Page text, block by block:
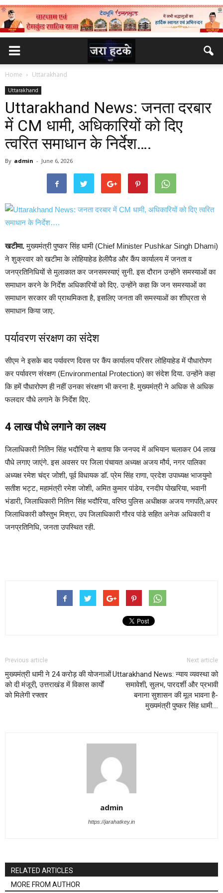
Home Uttarakhand
Uttarakhand
Uttarakhand News: जनता दरबार
में CM धामी, अधिकारियों को दिए
त्वरित समाधान के निर्देश….
By admin - June 6, 2026
खटीमा.मुख्यमंत्री पुष्कर सिंह धामी (Chief Minister Pushkar Singh Dhami)
ने शुक्रवार को खटीमा के लोहियाहेड हेलीपैड और कैंप कार्यालय में जनता व
जनप्रतिनिधियों से मुलाकात कर जनसमस्याएं सुनी. इस दौरान उन्होंने समस्याओं का
समाधान करने के निर्देश अधिकारियों को दिए. उन्होंने कहा कि जन समस्याओं का
समाधान सरकार की प्राथमिकता है, इसलिए जनता की समस्याओं का शीघ्रता से
समाधान किया जाए.
पर्यावरण संरक्षण का संदेश
सीएम ने इसके बाद पर्यावरण दिवस पर कैंप कार्यालय परिसर लोहियाहेड में पौधारोपण
कर पर्यावरण संरक्षण (Environmental Protection) का संदेश दिया. उन्होंने कहा
कि हमें पौधारोपण ही नहीं उनका संरक्षण भी करना है. मुख्यमंत्री ने अधिक से अधिक
फलदार पौधे लगाने के निर्देश दिए.
4 लाख पौधे लगाने का लक्ष्य
जिलाधिकारी नितिन सिंह भदौरिया ने बताया कि जनपद में अभियान चलाकर 04 लाख
पौधे लगाए जाएंगे. इस अवसर पर जिला पंचायत अध्यक्ष अजय मौर्य, नगर पालिका
अध्यक्ष रमेश चंद्र जोशी, पूर्व विधायक डॉ. प्रेम सिंह राणा, प्रदेश उपाध्यक्ष भाजयुमो
सतीश भट्ट, महामंत्री रमेश जोशी, अमित कुमार पांडेय, रनदीप पोखरिया, भवानी
भंडारी, जिलाधिकारी नितिन सिंह भदौरिया, वरिष्ठ पुलिस अधीक्षक अजय गणपति,अपर
जिलाधिकारी कौस्तुभ मिश्रा, उप जिलाधिकारी गौरव पांडे सहित अनेक अधिकारी व
जनप्रतिनिधि, जनता उपस्थित रही.
Previous article
मुख्यमंत्री धामी ने 24 करोड़ की योजनाओं
को दी मंजूरी, उत्तराखंड में विकास कार्यों
को मिलेगी रफ्तार
Next article
Uttarakhand News: न्याय व्यवस्था को
समावेशी, सुलभ, पारदर्शी और प्रभावी
बनाना सुशासन की मूल भावना है-
मुख्यमंत्री पुष्कर सिंह धामी….
admin
https://jarahatkey.in
RELATED ARTICLES
MORE FROM AUTHOR